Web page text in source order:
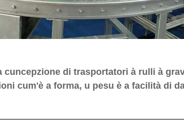
cuncepzione di trasportatori à rulli à
cum'è a forma, u pesu è a facilità di